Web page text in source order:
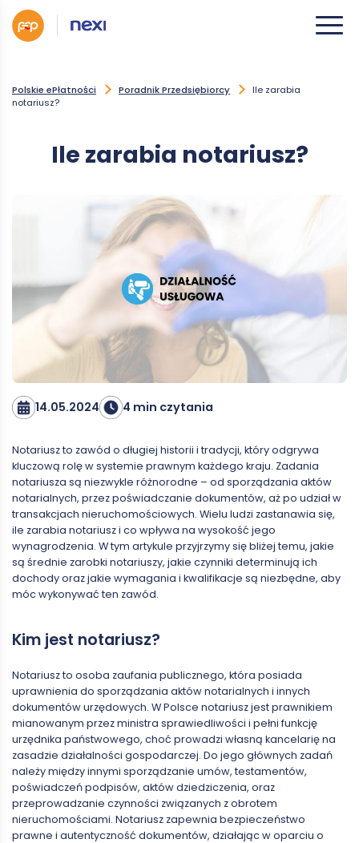
Polskie ePłatności Poradnik Przedsiębiorcy
Ile zarabia
notariusz?
Ile zarabia notariusz?
14.05.2024 4 min czytania
Notariusz to zawód o długiej historii i tradycji, który odgrywa
kluczową rolę w systemie prawnym każdego kraju. Zadania
notariusza są niezwykle różnorodne – od sporządzania aktów
notarialnych, przez poświadczanie dokumentów, aż po udział w
transakcjach nieruchomościowych. Wielu ludzi zastanawia się,
ile zarabia notariusz i co wpływa na wysokość jego
wynagrodzenia. W tym artykule przyjrzymy się bliżej temu, jakie
są średnie zarobki notariuszy, jakie czynniki determinują ich
dochody oraz jakie wymagania i kwalifikacje są niezbędne, aby
móc wykonywać ten zawód.
Kim jest notariusz?
Notariusz to osoba zaufania publicznego, która posiada
uprawnienia do sporządzania aktów notarialnych i innych
dokumentów urzędowych. W Polsce notariusz jest prawnikiem
mianowanym przez ministra sprawiedliwości i pełni funkcję
urzędnika państwowego, choć prowadzi własną kancelarię na
zasadzie działalności gospodarczej. Do jego głównych zadań
należy między innymi sporządzanie umów, testamentów,
poświadczeń podpisów, aktów dziedziczenia, oraz
przeprowadzanie czynności związanych z obrotem
nieruchomościami. Notariusz zapewnia bezpieczeństwo
prawne i autentyczność dokumentów, działając w oparciu o